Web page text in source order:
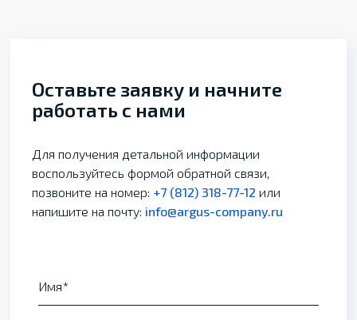
Оставьте заявку и начните
работать с нами
Для получения детальной информации
воспользуйтесь формой обратной связи,
позвоните на номер: +7 (812) 318-77-12 или
напишите на почту: info@argus-company.ru
Имя